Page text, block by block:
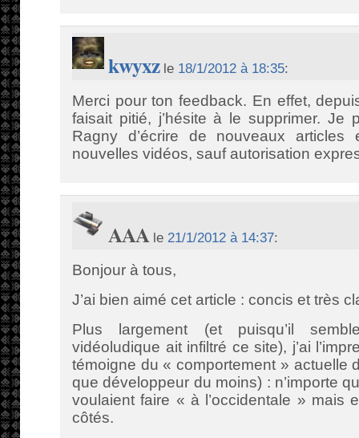
kwyxzle 18/1/2012 à 18:35:
Merci pour ton feedback. En effet,
faisait pitié, j’hésite à le supprimer. Je
Ragny d’écrire de nouveaux
nouvelles vidéos, sauf autorisation
AAAle21/1/2012 à 14:37:
Bonjour à tous,
J’ai bien aimé cet article : concis et très
Plus largement (et puisqu’il
vidéoludique ait infiltré ce site), j’ai
témoigne du « comportement » actuelle
que développeur du moins) : n’importe
voulaient faire « à l’occidentale » mais
côtés.